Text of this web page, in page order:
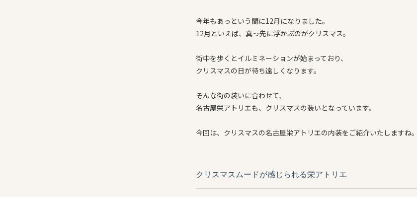
今年もあっという間に12月になりました。
12月といえば、真っ先に浮かぶのがクリスマス。
街中を歩くとイルミネーションが始まっており、
クリスマスの日が待ち遠しくなります。
そんな街の装いに合わせて、
名古屋栄アトリエも、クリスマスの装いとなっています。
今回は、クリスマスの名古屋栄アトリエの内装をご紹介いたしますね。
クリスマスムードが感じられる栄アトリエ